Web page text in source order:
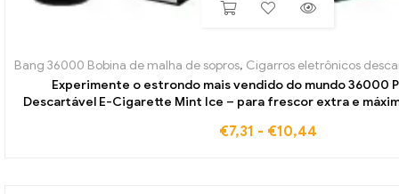
Bang 36000 Bobina de malha de sopros, Cigarros eletrônicos
Experimente o estrondo mais vendido do mundo 36000
Descartável E-Cigarette Mint Ice – para frescor extra e
€7,31 - €10,44